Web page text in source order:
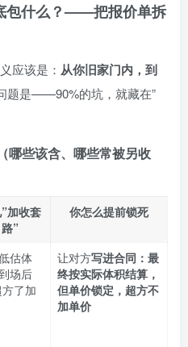
包什么？——把报价单拆
应该是： 从你旧家门内，到
题是——90%的坑，就藏在”
哪些该含、哪些常被另收
加收套
路”
你怎么提前锁死
估体
场后
方了加
让对方写进合同：最
终按实际体积结算，
但单价锁定，超方不
加单价